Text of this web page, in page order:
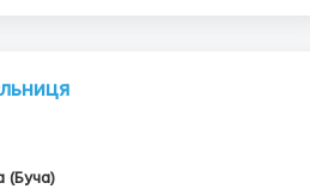
(Буча)